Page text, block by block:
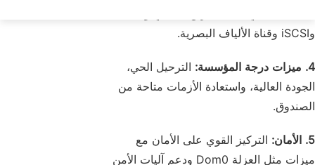
وiSCSI وقناة الألياف البصرية.
4. ميزات درجة المؤسسة:
الترحيل الحي،
الجودة العالية، واستعادة الأزمات متاحة من
الصندوق.
5. الأمان:
التركيز القوي على الأمان مع
ميزات مثل العزلة Dom0 ودعم آليات الأمن